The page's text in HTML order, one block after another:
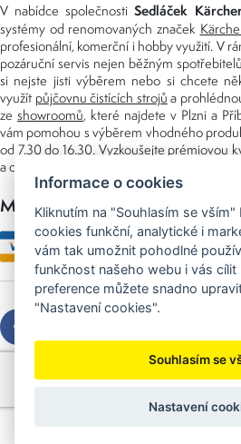
V nabídce společnostiSedláček
systémy od renomovaných značek
profesionální, komerční i hobby využití. V
pozáruční servis nejen běžným
si nejste jisti výběrem nebo si chcete
využít půjčovnu čistících strojů a
ze showroomů, které najdete v Plzni a
vám pomohou s výběrem vhodného
od 7.30 do 16.30. Vyzkoušejte prémiovou
a dobře poslouží nejen doma, ale i v
Možnosti platby
Copyright © 2026 Sedláček s.r.o.
Created byOLC Webdesign
Informace o cookies
Kliknutím na "Souhlasím se vším"
cookies funkční, analytické i
vám tak umožnit pohodlné
funkčnost našeho webu i vás cílit
preference můžete snadno
"Nastavení cookies".
Souhlasím se
Nastavení